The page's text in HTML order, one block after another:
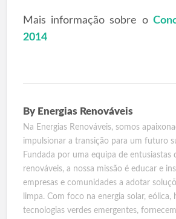
Mais informação sobre o
2014
By Energias Renováveis
Na Energias Renováveis, somos
impulsionar a transição para um futuro
Fundada por uma equipa de entusiastas
renováveis, a nossa missão é educar e
empresas e comunidades a adotar
limpa. Com foco na energia solar, eólica,
tecnologias verdes emergentes,